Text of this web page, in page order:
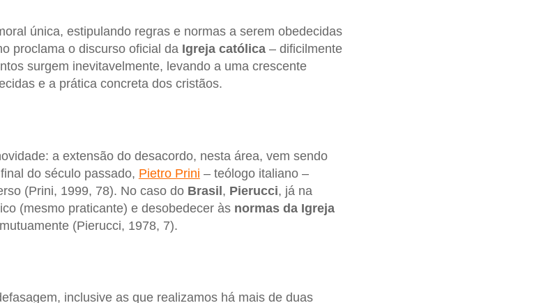
única, estipulando regras e normas a serem obedecidas
proclama o discurso oficial daIgreja católica– dificilmente
surgem inevitavelmente, levando a uma crescente
e a prática concreta dos cristãos.
a extensão do desacordo, nesta área, vem sendo
do século passado, Pietro Prini – teólogo italiano –
(Prini, 1999, 78). No caso do Brasil, Pierucci, já na
(mesmo praticante) e desobedecer àsnormas da Igreja
(Pierucci, 1978, 7).
inclusive as que realizamos há mais de duas